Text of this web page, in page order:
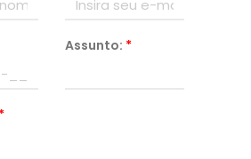
Assunto: *
*